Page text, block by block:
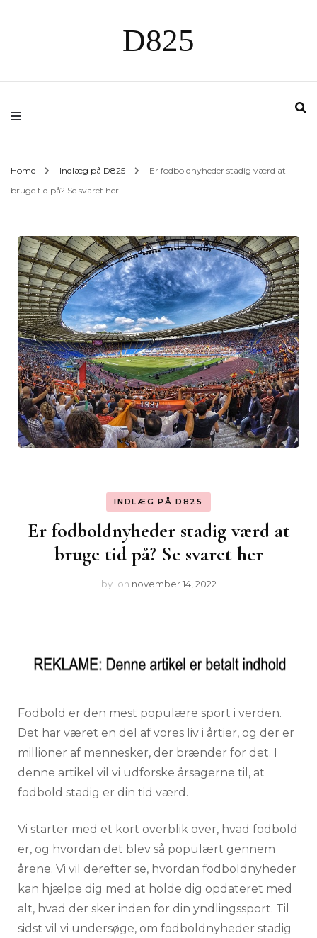
D825
Home Indlæg på D825
Er fodboldnyheder stadig værd at
bruge tid på? Se svaret her
INDLÆG PÅ D825
Er fodboldnyheder stadig værd at
bruge tid på? Se svaret her
by on november 14, 2022
Fodbold er den mest populære sport i verden.
Det har været en del af vores liv i årtier, og der er
millioner af mennesker, der brænder for det. I
denne artikel vil vi udforske årsagerne til, at
fodbold stadig er din tid værd.
Vi starter med et kort overblik over, hvad fodbold
er, og hvordan det blev så populært gennem
årene. Vi vil derefter se, hvordan fodboldnyheder
kan hjælpe dig med at holde dig opdateret med
alt, hvad der sker inden for din yndlingssport. Til
sidst vil vi undersøge, om fodboldnyheder stadig